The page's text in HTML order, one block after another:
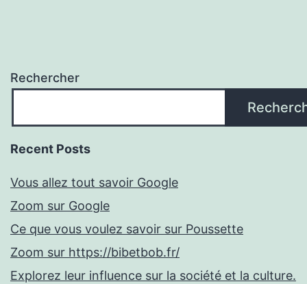
Rechercher
Recent Posts
Vous allez tout savoir Google
Zoom sur Google
Ce que vous voulez savoir sur Poussette
Zoom sur https://bibetbob.fr/
Explorez leur influence sur la société et la culture.